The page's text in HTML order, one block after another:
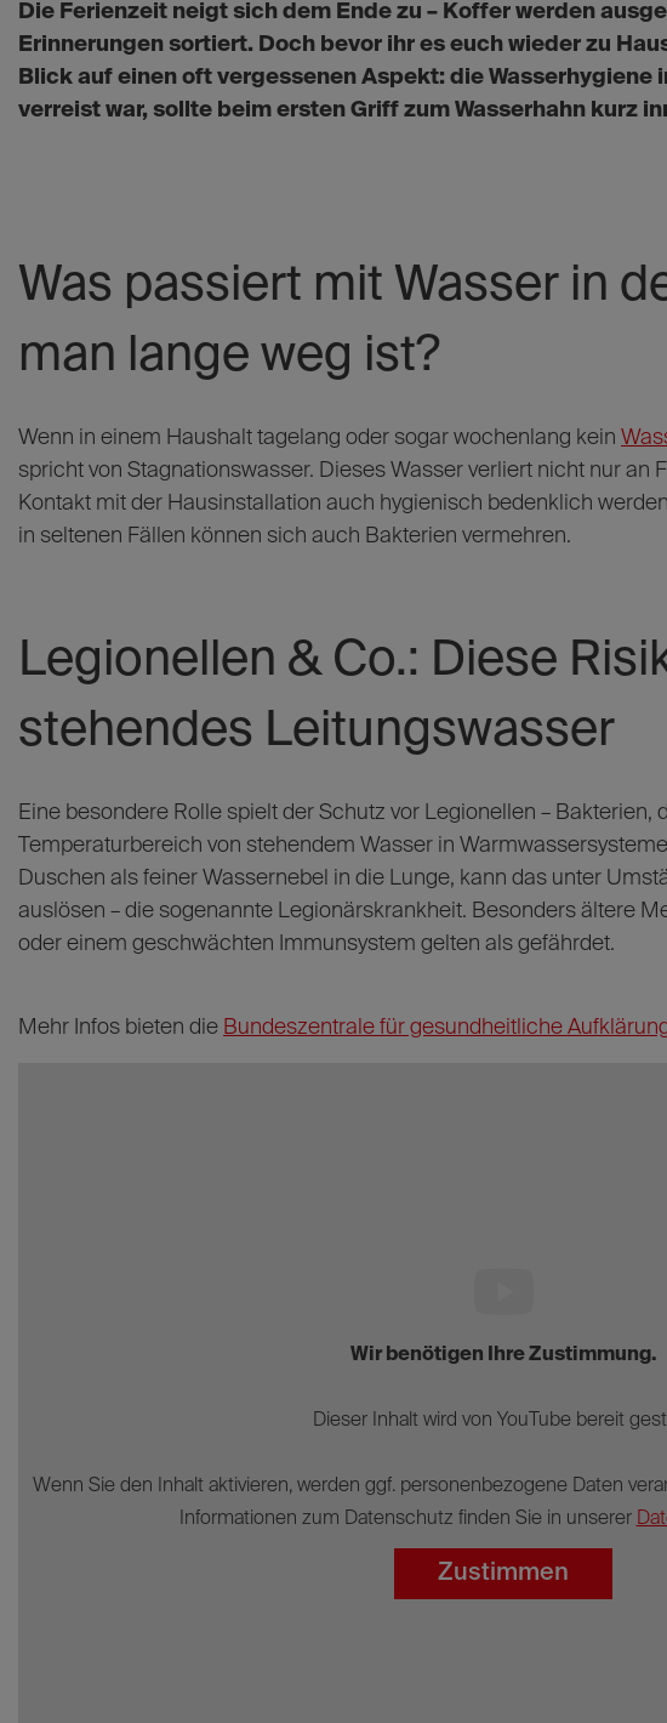
Die Ferienzeit neigt sich dem Ende zu – Koffer werden
Erinnerungen sortiert. Doch bevor ihr es euch wieder zu
Blick auf einen oft vergessenen Aspekt: die Wasserhygiene
verreist war, sollte beim ersten Griff zum Wasserhahn kurz
Was passiert mit Wasser in
man lange weg ist?
Wenn in einem Haushalt tagelang oder sogar wochenlang kein
spricht von Stagnationswasser. Dieses Wasser verliert nicht nur an
Kontakt mit der Hausinstallation auch hygienisch bedenklich
in seltenen Fällen können sich auch Bakterien vermehren.
Legionellen & Co.: Diese
stehendes Leitungswasser
Eine besondere Rolle spielt der Schutz vor Legionellen – Bakterien,
Temperaturbereich von stehendem Wasser in
Duschen als feiner Wassernebel in die Lunge, kann das unter
auslösen – die sogenannte Legionärskrankheit. Besonders ältere
oder einem geschwächten Immunsystem gelten als gefährdet.
Mehr Infos bieten die Bundeszentrale für gesundheitliche
Wir benötigen Ihre Zustimmung.
Dieser Inhalt wird von YouTube bereit
Wenn Sie den Inhalt aktivieren, werden ggf. personenbezogene Daten
Informationen zum Datenschutz finden Sie in unserer
Zustimmen